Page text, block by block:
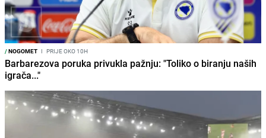
/NOGOMET I PRIJE OKO 10H
Barbarezova poruka privukla pažnju: "Toliko o biranju naših
igrača..."